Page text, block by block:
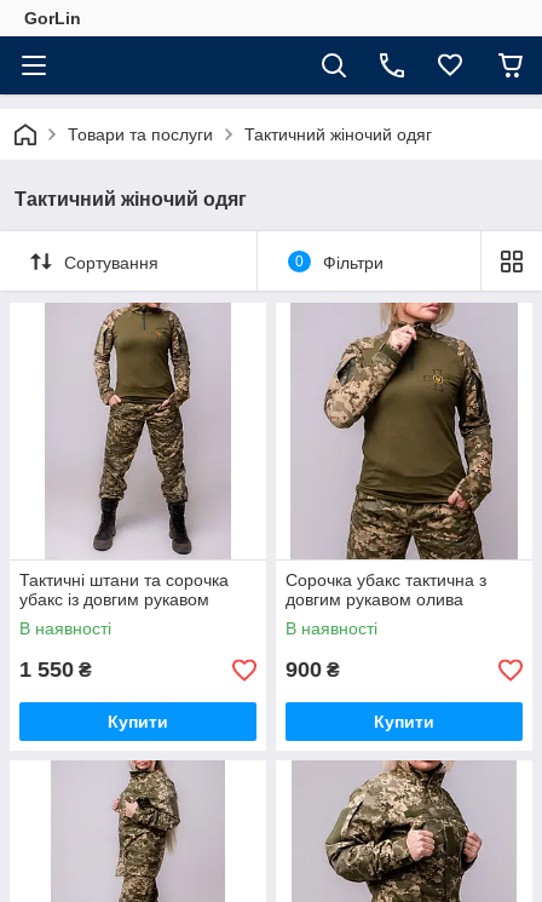
GorLin
Товари та послуги Тактичний жіночий одяг
Тактичний жіночий одяг
Сортування 0 Фільтри
Тактичні штани та сорочка
убакс із довгим рукавом
В наявності
1 550 ₴
Купити
Сорочка убакс тактична з
довгим рукавом олива
В наявності
900 ₴
Купити